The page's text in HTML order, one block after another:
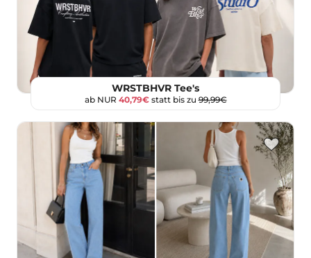
WRSTBHVR Tee's
ab NUR 40,79€statt bis zu99,99€